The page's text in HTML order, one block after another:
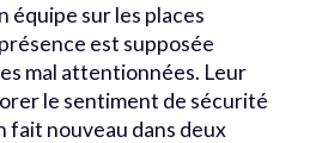
équipe sur les places
est supposée
mal attentionnées. Leur
le sentiment de sécurité
fait nouveau dans deux